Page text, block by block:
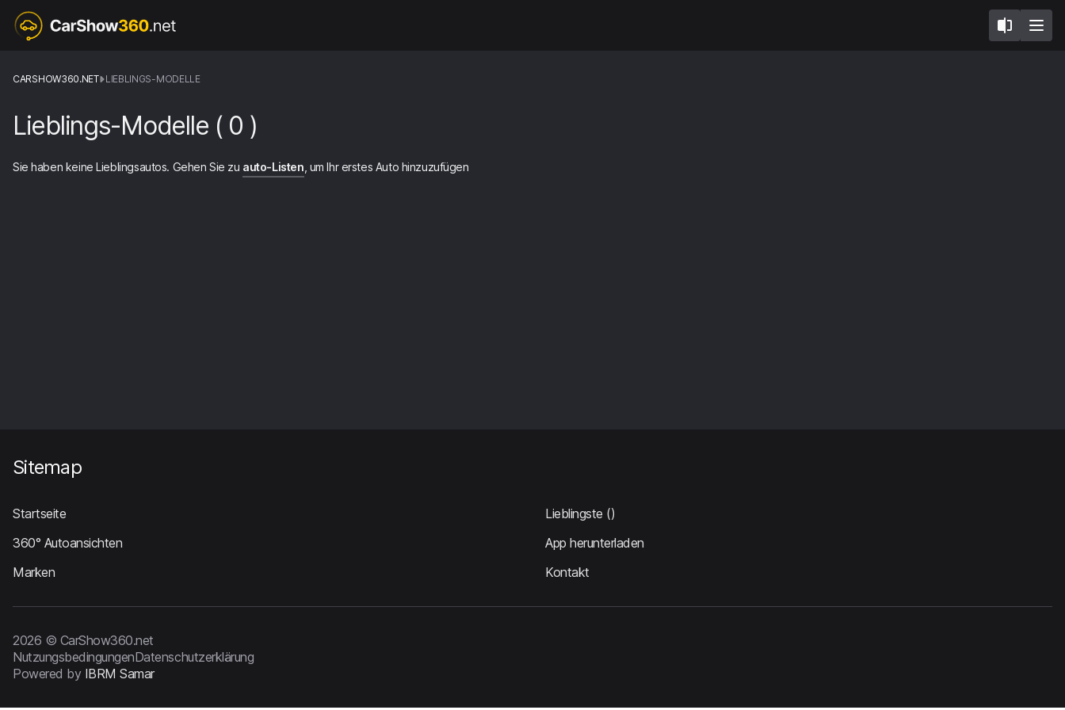
CARSHOW360.NET LIEBLINGS-MODELLE
Lieblings-Modelle ( 0 )
Sie haben keine Lieblingsautos. Gehen Sie zu auto-Listen , um Ihr erstes Auto hinzuzufügen
Sitemap
Startseite Lieblingste ()
360° Autoansichten
App herunterladen
Marken
Kontakt
2026 © CarShow360.net
NutzungsbedingungenDatenschutzerklärung
Powered by IBRM Samar